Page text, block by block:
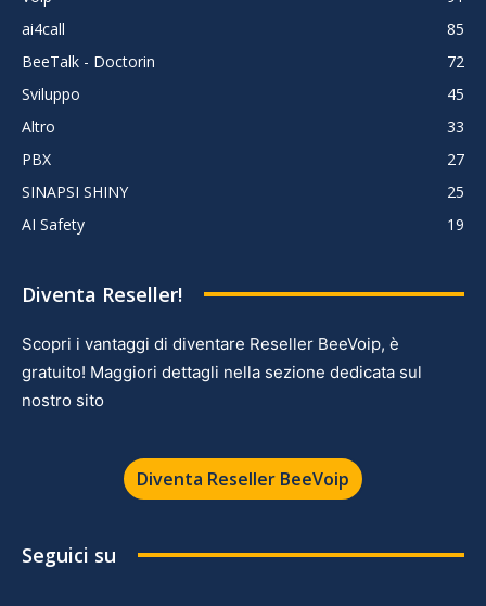
ai4call
85
BeeTalk - Doctorin
72
Sviluppo
45
Altro
33
PBX
27
SINAPSI SHINY
25
AI Safety
19
Diventa Reseller!
Scopri i vantaggi di diventare Reseller BeeVoip, è
gratuito! Maggiori dettagli nella sezione dedicata sul
nostro sito
Diventa Reseller BeeVoip
Seguici su